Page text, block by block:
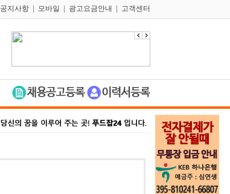
공지사항 모바일 광고요금안내 고객센터